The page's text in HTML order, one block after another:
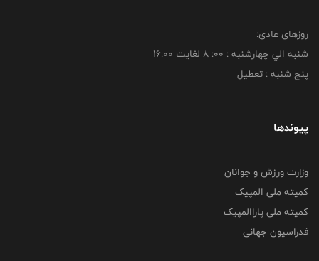
روزهای عادی:
شنبه الي چهارشنبه : 00: 8 لغايت 16:00
پنج شنبه : تعطیل
پیوندها
وزارت ورزش و جوانان
کمیته ملی المپیک
کمیته ملی پاراالمپیک
فدراسیون جهانی